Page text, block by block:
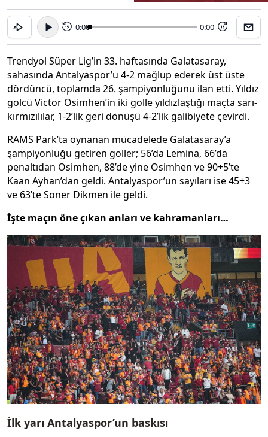
15 0:00 -0:00 15
Trendyol Süper Lig’in 33. haftasında Galatasaray,
sahasında Antalyaspor’u 4-2 mağlup ederek üst üste
dördüncü, toplamda 26. şampiyonluğunu ilan etti. Yıldız
golcü Victor Osimhen’in iki golle yıldızlaştığı maçta sarı-
kırmızılılar, 1-2’lik geri dönüşü 4-2’lik galibiyete çevirdi.
RAMS Park’ta oynanan mücadelede Galatasaray’a
şampiyonluğu getiren goller; 56’da Lemina, 66’da
penaltıdan Osimhen, 88’de yine Osimhen ve 90+5’te
Kaan Ayhan’dan geldi. Antalyaspor’un sayıları ise 45+3
ve 63’te Soner Dikmen ile geldi.
İşte maçın öne çıkan anları ve kahramanları…
İlk yarı Antalyaspor’un baskısı